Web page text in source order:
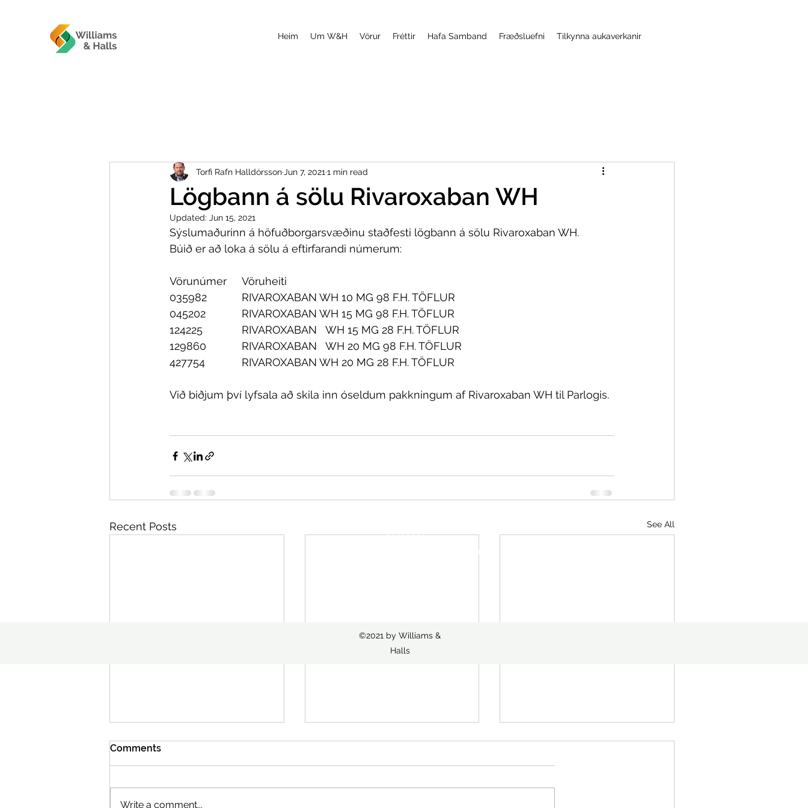
Heim Um W&H Vörur Fréttir Hafa Samband Fræðsluefni Tilkynna aukaverkanir
Lögbann á sölu Rivaroxaban WH
Torfi Rafn Halldórsson Jun 7, 2021 1 min read
Updated: Jun 15, 2021
Sýslumaðurinn á höfuðborgarsvæðinu staðfesti lögbann á sölu Rivaroxaban WH.
Búið er að loka á sölu á eftirfarandi númerum:
035982		RIVAROXABAN WH 10 MG 98 F.H. TÖFLUR
045202		RIVAROXABAN WH 15 MG 98 F.H. TÖFLUR
124225		RIVAROXABAN   WH 15 MG 28 F.H. TÖFLUR
129860		RIVAROXABAN   WH 20 MG 98 F.H. TÖFLUR
427754		RIVAROXABAN WH 20 MG 28 F.H. TÖFLUR
Við biðjum því lyfsala að skila inn óseldum pakkningum af Rivaroxaban WH til Parlogis.
Recent Posts See All
Comments
Write a comment...
527 0600
Reykjavikurvegi 76, 220 Hafnarfjörður
©2021 by Williams &
Halls